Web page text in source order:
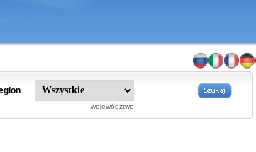
województwo